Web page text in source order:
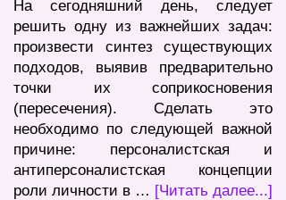
На сегодняшний день, следует
решить одну из важнейших задач:
произвести синтез существующих
подходов, выявив предварительно
точки их соприкосновения
(пересечения). Сделать это
необходимо по следующей важной
причине: персоналистская и
антиперсоналистская концепции
роли личности в … [Читать далее...]